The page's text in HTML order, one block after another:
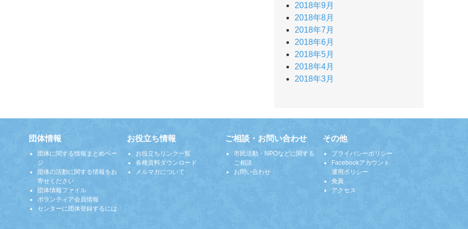
2018年9月
2018年8月
2018年7月
2018年6月
2018年5月
2018年4月
2018年3月
団体情報
団体に関する情報まとめペー
ジ
団体の活動に関する情報をお
寄せください
団体情報ファイル
ボランティア会員情報
センターに団体登録するには
お役立ち情報
お役立ちリンク一覧
各種資料ダウンロード
メルマガについて
ご相談・お問い合わせ
市民活動・NPOなどに関する
ご相談
お問い合わせ
その他
プライバシーポリシー
Facebookアカウント
運用ポリシー
免責
アクセス